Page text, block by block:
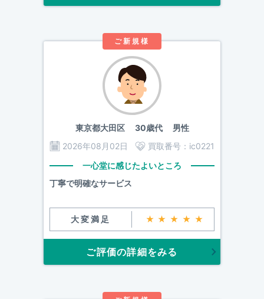
ご新規様
東京都大田区30歳代 男性
2026年08月02日
買取番号： ic0221
一心堂に感じたよいところ
丁寧で明確なサービス
大変満足 ★★★★★
ご評価の詳細をみる